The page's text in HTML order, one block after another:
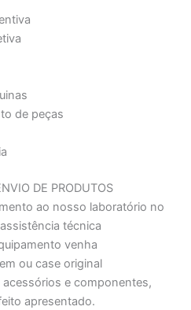
de peças
DE PRODUTOS
ao nosso laboratório no
técnica
venha
ou case original
e componentes,
apresentado.